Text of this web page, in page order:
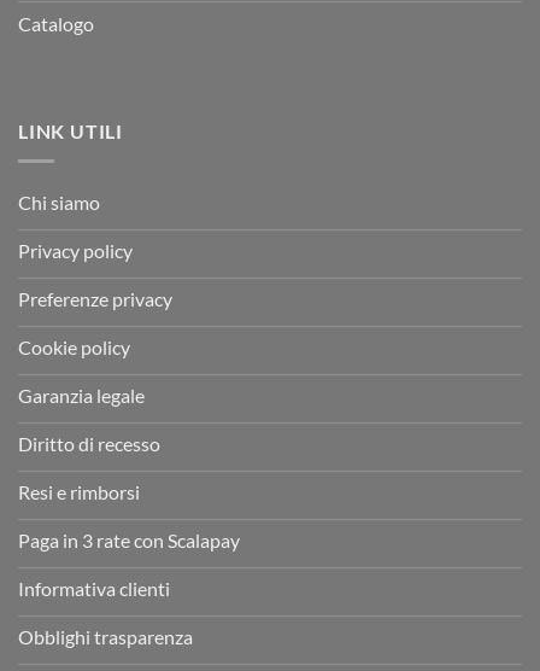
Catalogo
LINK UTILI
Chi siamo
Privacy policy
Preferenze privacy
Cookie policy
Garanzia legale
Diritto di recesso
Resi e rimborsi
Paga in 3 rate con Scalapay
Informativa clienti
Obblighi trasparenza